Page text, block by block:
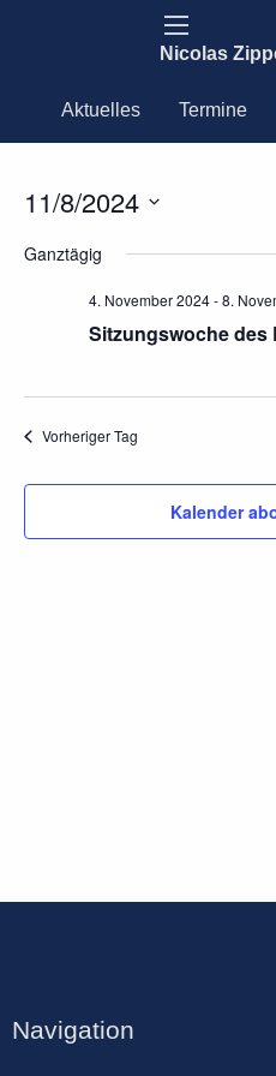
Nicolas
Aktuelles Termine
11/8/2024
wählen.
Ganztägig
4. November 2024-8.
Sitzungswoche des
Vorheriger Tag
Kalender
Navigation